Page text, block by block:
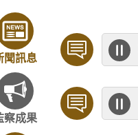
聞訊息
察成果